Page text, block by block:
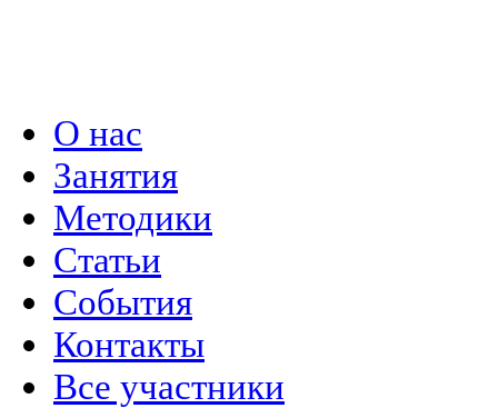
О нас
Занятия
Методики
Статьи
События
Контакты
Все участники